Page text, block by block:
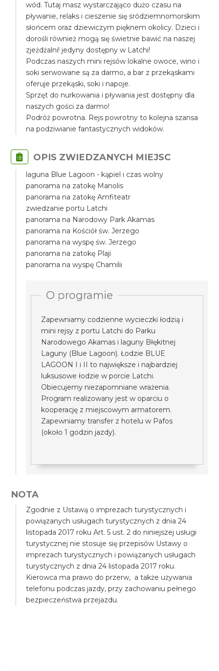
wód. Tutaj masz wystarczająco dużo czasu na
pływanie, relaks i cieszenie się śródziemnomorskim
słońcem oraz dziewiczym pięknem okolicy. Dzieci i
dorośli również mogą się świetnie bawić na naszej
zjeżdżalni! jedyny dostępny w Latchi!
Podczas naszych mini rejsów lokalne owoce, wino i
soki serwowane są za darmo, a bar z przekąskami
oferuje przekąski, soki i napoje.
Sprzęt do nurkowania i pływania jest dostępny dla
naszych gości za darmo!
Podróż powrotna. Rejs powrotny to kolejna szansa
na podziwianie fantastycznych widoków.
OPIS ZWIEDZANYCH MIEJSC
laguna Blue Lagoon - kąpiel i czas wolny
panorama na zatokę Manolis
panorama na zatokę Amfiteatr
zwiedzanie portu Latchi
panorama na Narodowy Park Akamas
panorama na Kościół św. Jerzego
panorama na wyspę św. Jerzego
panorama na zatokę Plaji
panorama na wyspę Chamilii
O programie
Zapewniamy codzienne wycieczki łodzią i
mini rejsy z portu Latchi do Parku
Narodowego Akamas i laguny Błękitnej
Laguny (Blue Lagoon). Łodzie BLUE
LAGOON I i II to największe i najbardziej
luksusowe łodzie w porcie Latchi.
Obiecujemy niezapomniane wrażenia.
Program realizowany jest w oparciu o
kooperację z miejscowym armatorem.
Zapewniamy transfer z hotelu w Pafos
(około 1 godzin jazdy).
NOTA
Zgodnie z Ustawą o imprezach turystycznych i
powiązanych usługach turystycznych z dnia 24
listopada 2017 roku Art. 5 ust. 2 do niniejszej usługi
turystycznej nie stosuje się przepisów Ustawy o
imprezach turystycznych i powiązanych usługach
turystycznych z dnia 24 listopada 2017 roku.
Kierowca ma prawo do przerw, a także używania
telefonu podczas jazdy, przy zachowaniu pełnego
bezpieczeństwa przejazdu.